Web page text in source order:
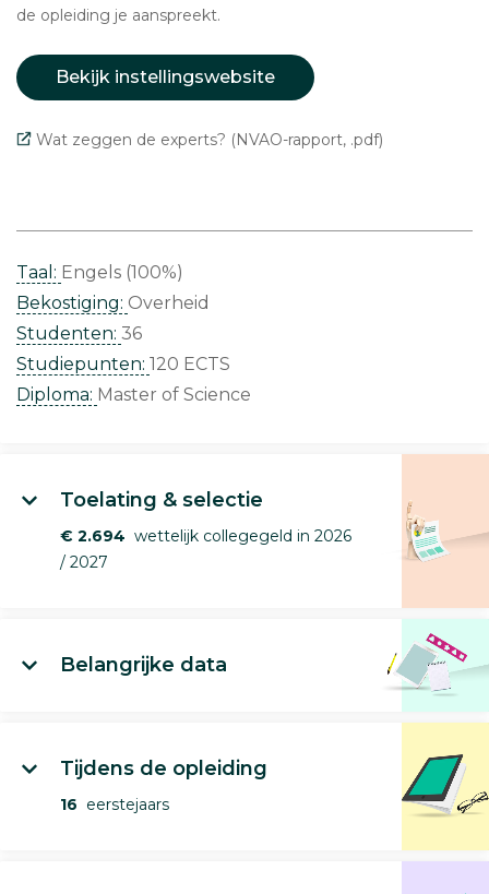
de opleiding je aanspreekt.
Bekijk instellingswebsite
Wat zeggen de experts? (NVAO-rapport, .pdf)
Taal: Engels (100%)
Bekostiging: Overheid
Studenten: 36
Studiepunten: 120 ECTS
Diploma: Master of Science
Toelating & selectie
€ 2.694 wettelijk collegegeld in 2026
/ 2027
Belangrijke data
Tijdens de opleiding
16 eerstejaars